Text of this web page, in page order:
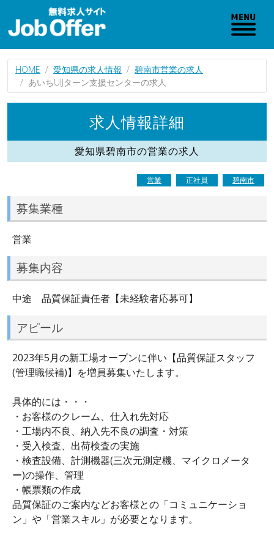
HOME 愛知県の求人情報
碧南市営業の求人
あいちUIJターン支援センターの求人
求人情報詳細
愛知県碧南市の営業の求人
営業 正社員 碧南市
募集業種
営業
募集内容
中途 品質保証責任者【未経験者応募可】
アピール
2023年5月の新工場オープンに伴い【品質保証スタッフ
(管理職候補)】を増員募集いたします。
具体的には・・・
・お客様のクレーム、仕入れ先対応
・工場内不良、納入先不良の調査・対策
・受入検査、出荷検査の実施
・検査設備、計測機器(三次元測定機、マイクロメータ
ー)の操作、管理
・帳票類の作成
品質保証のご案内などお客様との「コミュニケーショ
ン」や「営業スキル」が必要となります。